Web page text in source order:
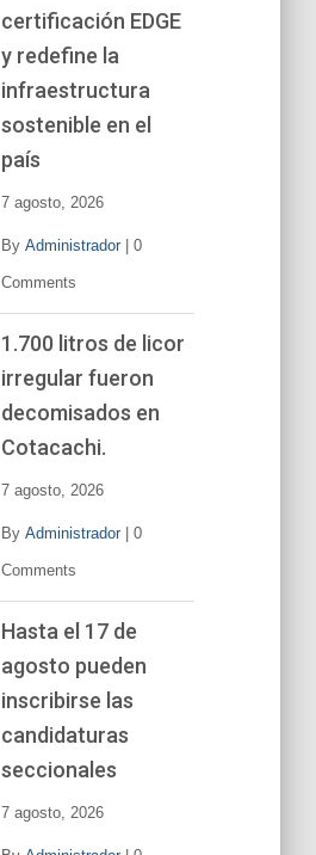
certificación EDGE
y redefine la
infraestructura
sostenible en el
país
7 agosto, 2026
By Administrador| 0
Comments
1.700 litros de licor
irregular fueron
decomisados en
Cotacachi.
7 agosto, 2026
By Administrador| 0
Comments
Hasta el 17 de
agosto pueden
inscribirse las
candidaturas
seccionales
7 agosto, 2026